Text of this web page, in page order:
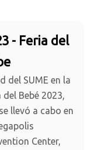
- Feria del
del SUME en la
del Bebé 2023,
llevó a cabo en
Center,